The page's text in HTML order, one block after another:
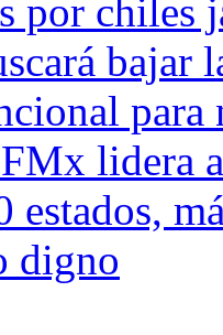
por
bajar
lidera
estados,
digno